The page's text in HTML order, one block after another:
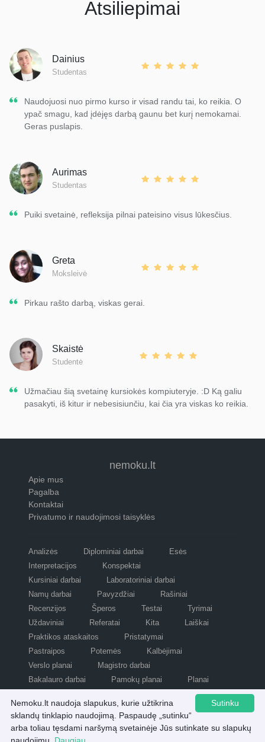
Atsiliepimai
Dainius
Studentas
Naudojuosi nuo pirmo kurso ir visad randu tai, ko reikia. O
ypač smagu, kad įdėjęs darbą gaunu bet kurį nemokamai.
Geras puslapis.
Aurimas
Studentas
Puiki svetainė, refleksija pilnai pateisino visus lūkesčius.
Greta
Moksleivė
Pirkau rašto darbą, viskas gerai.
Skaistė
Studentė
Užmačiau šią svetainę kursiokės kompiuteryje. :D Ką galiu
pasakyti, iš kitur ir nebesisiunčiu, kai čia yra viskas ko reikia.
nemoku.lt
Apie mus
Pagalba
Kontaktai
Privatumo ir naudojimosi taisyklės
Analizės Diplominiai darbai
Esės
Interpretacijos
Konspektai
Kursiniai darbai
Laboratoriniai darbai
Namų darbai
Pavyzdžiai
Rašiniai
Recenzijos
Šperos Testai
Tyrimai
Uždaviniai
Referatai Kita
Laiškai
Praktikos ataskaitos
Pristatymai
Pastraipos
Potemės
Kalbėjimai
Verslo planai
Magistro darbai
Bakalauro darbai
Pamokų planai
Planai
Visos teisės saugomos © nemoku.lt 2007 - 2026.
Sutinku
Nemoku.lt naudoja slapukus, kurie užtikrina
sklandų tinklapio naudojimą. Paspaudę „sutinku“
arba toliau tęsdami naršymą svetainėje Jūs sutinkate su slapukų